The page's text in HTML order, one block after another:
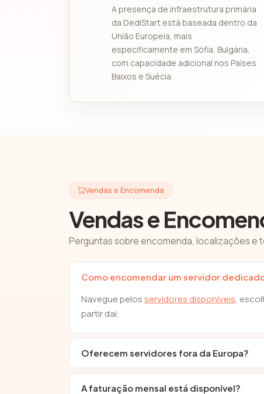
A presença de infraestrutura primária
da DediStart está baseada dentro da
União Europeia, mais
especificamente em Sófia, Bulgária,
com capacidade adicional nos Países
Baixos e Suécia.
Vendas e Encomenda
Vendas e
Perguntas sobre encomenda, localizações e
Como encomendar um servidor
Navegue pelosservidores disponíveis,
partir daí.
Oferecem servidores fora da Europa?
A faturação mensal está disponível?